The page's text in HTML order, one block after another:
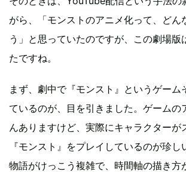
がら、「モンストのアニメ化って、どん
う」と思っていたのですが、この劇場版
たですね。
まず、劇中で『モンスト』というゲーム
ているのが、目を引きました。ゲームの
んありますけど、実際にキャラクターが
『モンスト』をプレイしているのが珍し
物語がけっこう複雑で、時間軸の描き方